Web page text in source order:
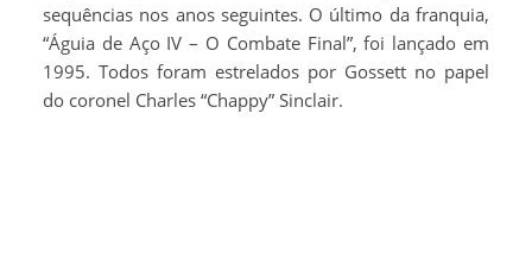
sequências nos anos seguintes. O último da franquia,
“Águia de Aço IV – O Combate Final”, foi lançado em
1995. Todos foram estrelados por Gossett no papel
do coronel Charles “Chappy” Sinclair.